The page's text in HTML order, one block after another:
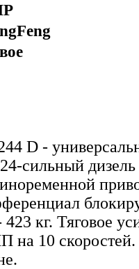
D -
сильный
423 кг. Тяговое
на 10